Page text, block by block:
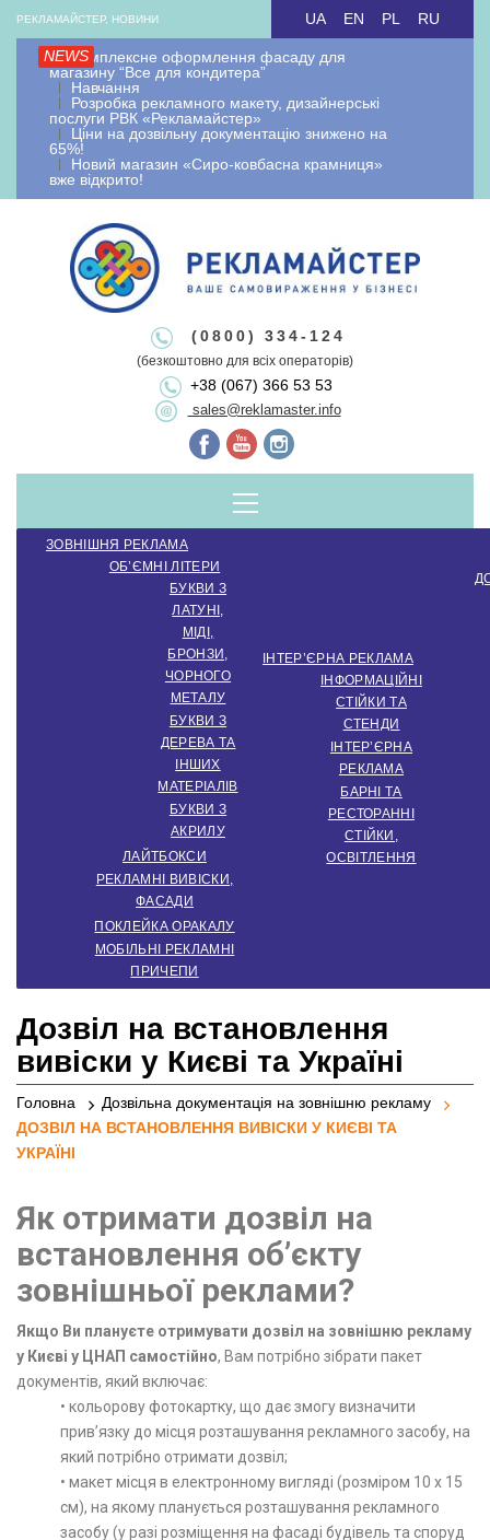
Skip
content
РЕКЛАМАЙСТЕР, НОВИНИ
NEWSКомплексне оформлення фасаду для
магазину “Все для кондитера”
Навчання
Розробка рекламного макету, дизайнерські
послуги РВК «Рекламайстер»
Ціни на дозвільну документацію знижено на
65%!
Новий магазин «Сиро-ковбасна крамниця»
вже відкрито!
UA EN PL RU
Рекламайстер.
Рекламно-
виробнича
компанія.
Виробництво
зовнішньої
реклами.
Створення
інтер'єрної
реклами
Рекламайстер це: виробництво зовнішньої реклами, рекламні
вивіски лайтбокси, об'ємні букви, виносна реклама, штендери.
Виготовлення рекламоносіїв будь якої складності. Виготовляємо
рекламні конструкції під ключ. Оформлення документації та
дозволу на зовнішню рекламу.
(0800) 334-124
(безкоштовно для всіх операторів)
+38 (067) 366 53 53
sales@reklamaster.info
Menu
ЗОВНІШНЯ РЕКЛАМА
ОБ’ЄМНІ ЛІТЕРИ
БУКВИ З
ЛАТУНІ,
МІДІ,
БРОНЗИ,
ЧОРНОГО
МЕТАЛУ
БУКВИ З
ДЕРЕВА ТА
ІНШИХ
МАТЕРІАЛІВ
БУКВИ З
АКРИЛУ
ЛАЙТБОКСИ
РЕКЛАМНІ ВИВІСКИ,
ФАСАДИ
ПОКЛЕЙКА ОРАКАЛУ
МОБІЛЬНІ РЕКЛАМНІ
ПРИЧЕПИ
ІНТЕР’ЄРНА РЕКЛАМА
ІНФОРМАЦІЙНІ
СТІЙКИ ТА
СТЕНДИ
ІНТЕР’ЄРНА
РЕКЛАМА
БАРНІ ТА
РЕСТОРАННІ
СТІЙКИ,
ОСВІТЛЕННЯ
Дозвіл на встановлення
вивіски у Києві та Українi
Головна
Дозвільна документація на зовнішню рекламу
ДОЗВІЛ НА ВСТАНОВЛЕННЯ ВИВІСКИ У КИЄВІ ТА
УКРАЇНI
Як отримати дозвіл на
встановлення об’єкту
зовнішньої реклами?
Якщо Ви плануєте отримувати дозвiл на зовнішню рекламу
у Києві у ЦНАП самостійно, Вам потрібно зібрати пакет
документів, який включає:
• кольорову фотокартку, що дає змогу визначити
прив’язку до місця розташування рекламного засобу, на
який потрібно отримати дозвіл;
• макет місця в електронному вигляді (розміром 10 х 15
см), на якому планується розташування рекламного
засобу (у разі розміщення на фасаді будівель та споруд